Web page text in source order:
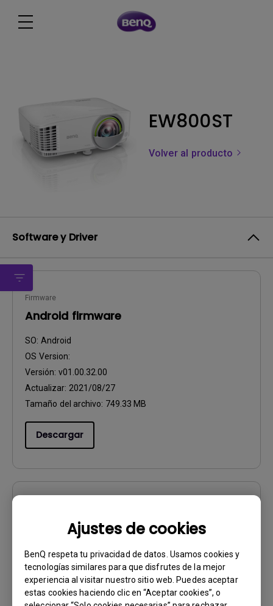
Ajustes de cookies
BenQ respeta tu privacidad de datos. Usamos cookies y
tecnologías similares para que disfrutes de la mejor
experiencia al visitar nuestro sitio web. Puedes aceptar
estas cookies haciendo clic en “Aceptar cookies”, o
EW800ST
Volver al producto
Software y Driver
Firmware
Android firmware
SO: Android
OS Version:
Versión: v01.00.32.00
Actualizar: 2021/08/27
Tamaño del archivo: 749.33 MB
Descargar
DMS Local WW
SO:Windows
OS Version:
Versión:V 3.2.9.0
Actualizar:2025/07/10